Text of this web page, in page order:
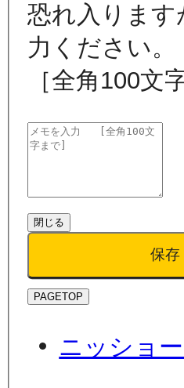
恐れ入ります
力ください。
［全角100文
閉じる
保存
PAGETOP
ニッショ